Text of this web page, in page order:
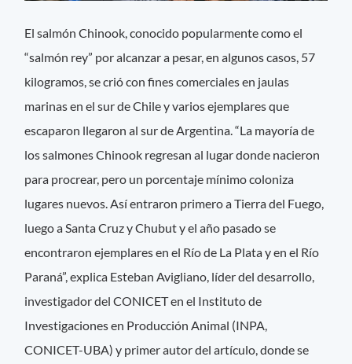
El salmón Chinook, conocido popularmente como el
“salmón rey” por alcanzar a pesar, en algunos casos, 57
kilogramos, se crió con fines comerciales en jaulas
marinas en el sur de Chile y varios ejemplares que
escaparon llegaron al sur de Argentina. “La mayoría de
los salmones Chinook regresan al lugar donde nacieron
para procrear, pero un porcentaje mínimo coloniza
lugares nuevos. Así entraron primero a Tierra del Fuego,
luego a Santa Cruz y Chubut y el año pasado se
encontraron ejemplares en el Río de La Plata y en el Río
Paraná”, explica Esteban Avigliano, líder del desarrollo,
investigador del CONICET en el Instituto de
Investigaciones en Producción Animal (INPA,
CONICET-UBA) y primer autor del artículo, donde se